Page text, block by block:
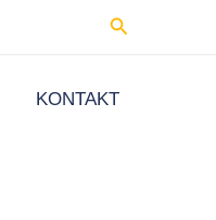
Suchen
KONTAKT